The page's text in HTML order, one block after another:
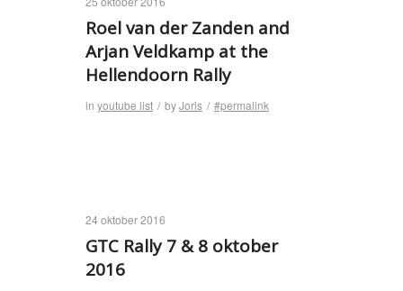
Roel van der Zanden and
Arjan Veldkamp at the
Hellendoorn Rally
in youtube list / byJoris / #permalink
24 oktober 2016
GTC Rally 7 & 8 oktober
2016